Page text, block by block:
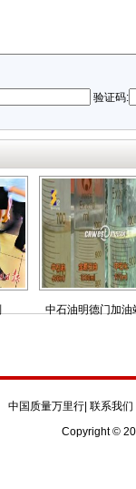
验证码:
中石油明德门加油
中国质量万里行 联系我们
Copyright ©